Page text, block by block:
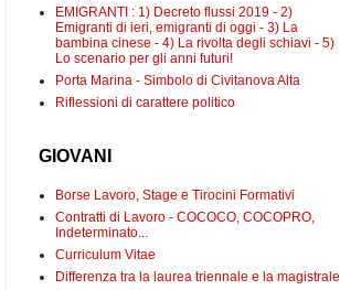
EMIGRANTI : 1) Decreto flussi 2019 - 2)
Emigranti di ieri, emigranti di oggi - 3) La
bambina cinese - 4) La rivolta degli schiavi - 5)
Lo scenario per gli anni futuri!
Porta Marina - Simbolo di Civitanova Alta
Riflessioni di carattere politico
GIOVANI
Borse Lavoro, Stage e Tirocini Formativi
Contratti di Lavoro - COCOCO, COCOPRO,
Indeterminato...
Curriculum Vitae
Differenza tra la laurea triennale e la magistrale